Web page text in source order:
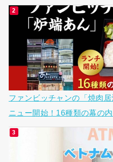
ファンビッチャンの「焼肉
ニュー開始！16種類の幕の